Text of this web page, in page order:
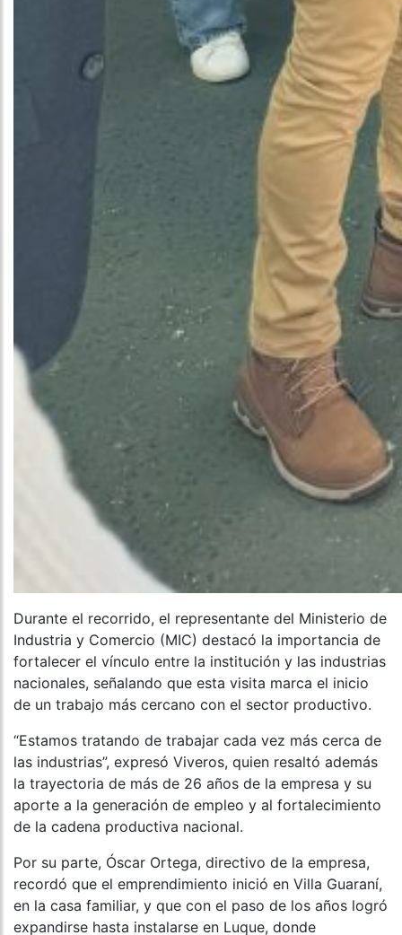
Durante el recorrido, el representante del Ministerio de
Industria y Comercio (MIC) destacó la importancia de
fortalecer el vínculo entre la institución y las industrias
nacionales, señalando que esta visita marca el inicio
de un trabajo más cercano con el sector productivo.
“Estamos tratando de trabajar cada vez más cerca de
las industrias”, expresó Viveros, quien resaltó además
la trayectoria de más de 26 años de la empresa y su
aporte a la generación de empleo y al fortalecimiento
de la cadena productiva nacional.
Por su parte, Óscar Ortega, directivo de la empresa,
recordó que el emprendimiento inició en Villa Guaraní,
en la casa familiar, y que con el paso de los años logró
expandirse hasta instalarse en Luque, donde